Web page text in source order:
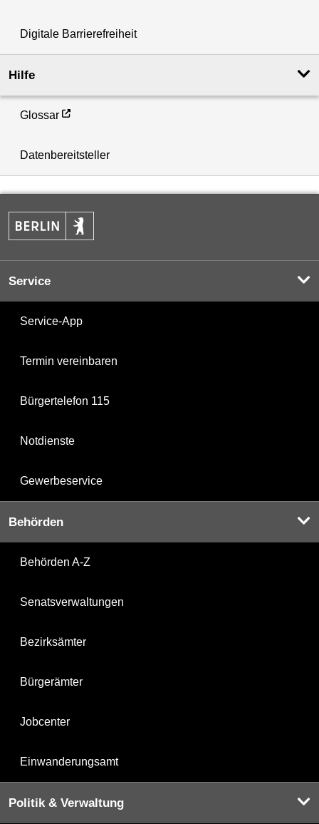
Digitale Barrierefreiheit
Hilfe
Glossar
Datenbereitsteller
Service
Service-App
Termin vereinbaren
Bürgertelefon 115
Notdienste
Gewerbeservice
Behörden
Behörden A-Z
Senatsverwaltungen
Bezirksämter
Bürgerämter
Jobcenter
Einwanderungsamt
Politik & Verwaltung